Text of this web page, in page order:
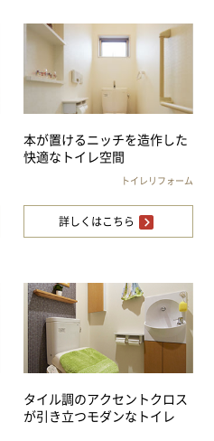
本が置けるニッチを造作した
快適なトイレ空間
トイレリフォーム
詳しくはこちら
タイル調のアクセントクロス
が引き立つモダンなトイレ